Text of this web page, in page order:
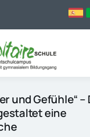
und Gefühle“ –
eine